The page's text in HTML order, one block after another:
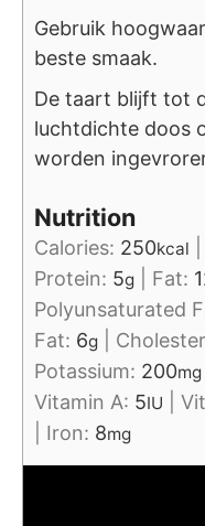
Gebruik
beste smaak.
De taart blijft tot
luchtdichte doos
worden
Nutrition
Calories: 250kcal
Protein: 5g Fat:
Polyunsaturated
Fat: 6g
Potassium: 200mg
Vitamin A: 5IU
Iron: 8mg